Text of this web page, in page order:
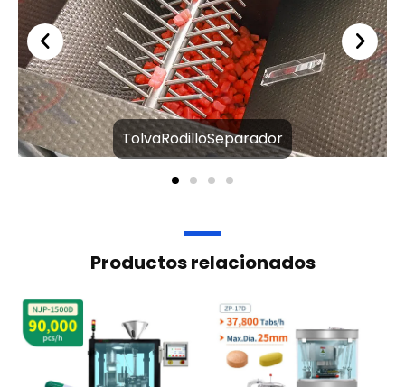
TolvaRodilloSeparador
Productos relacionados